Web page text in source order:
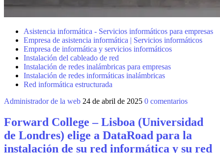
Asistencia informática - Servicios informáticos para empresas
Empresa de asistencia informática | Servicios informáticos
Empresa de informática y servicios informáticos
Instalación del cableado de red
Instalación de redes inalámbricas para empresas
Instalación de redes informáticas inalámbricas
Red informática estructurada
Administrador de la web 24 de abril de 2025 0 comentarios
Forward College – Lisboa (Universidad
de Londres) elige a DataRoad para la
instalación de su red informática y su red